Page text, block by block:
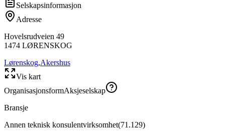
Selskapsinformasjon
Adresse
Hovelsrudveien 49
1474 LØRENSKOG
Lørenskog,Akershus
Vis kart
OrganisasjonsformAksjeselskap
Bransje
Annen teknisk konsulentvirksomhet(71.129)